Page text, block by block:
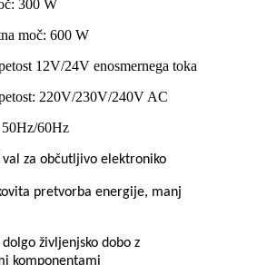
300 W
moč: 600 W
12V/24V enosmernega toka
220V/230V/240V AC
60Hz
val za občutljivo elektroniko
pretvorba energije, manj
življenjsko dobo z
komponentami